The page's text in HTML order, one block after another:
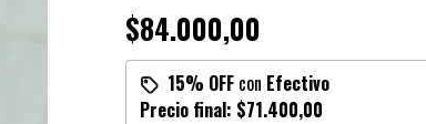
$84.000,00
15% OFFcon Efectivo
Precio final: $71.400,00